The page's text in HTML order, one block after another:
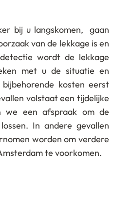
bij u langskomen, gaan
van de lekkage is en
wordt de lekkage
met u de situatie en
kosten eerst
volstaat een tijdelijke
we een afspraak om de
In andere gevallen
worden om verdere
te voorkomen.